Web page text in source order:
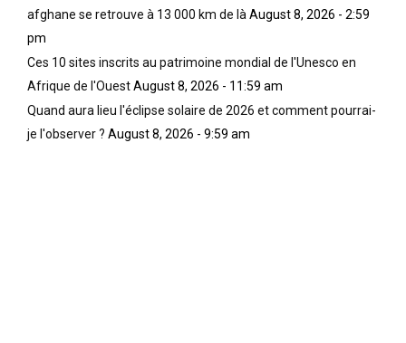
afghane se retrouve à 13 000 km de là August 8, 2026 - 2:59
pm
Ces 10 sites inscrits au patrimoine mondial de l'Unesco en
Afrique de l'OuestAugust 8, 2026 - 11:59 am
Quand aura lieu l'éclipse solaire de 2026 et comment pourrai-
je l'observer ? August 8, 2026 - 9:59 am